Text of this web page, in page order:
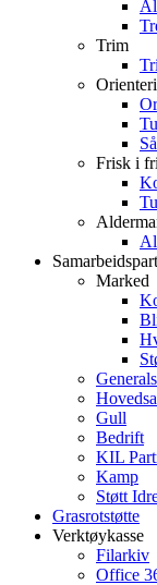
Trim
Frisk i
Marked
Gull
Bedrift
KIL
Kamp
Støtt
Grasrotstøtte
Verktøykasse
Filarkiv
Office